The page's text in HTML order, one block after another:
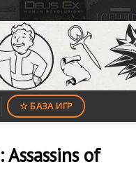
☆ БАЗА ИГР
of